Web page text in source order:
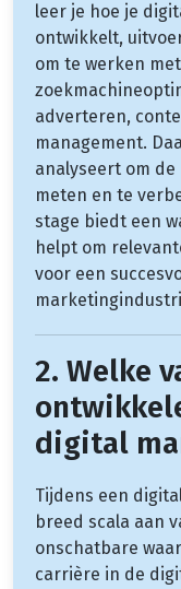
leer je hoe je
ontwikkelt,
om te werken
adverteren,
management.
analyseert om
meten en te
stage biedt een
helpt om
voor een
2. Welke
digital
Tijdens een
breed scala aan
onschatbare
carrière in de